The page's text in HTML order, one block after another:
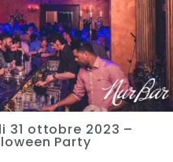
31 ottobre 2023 –
Party